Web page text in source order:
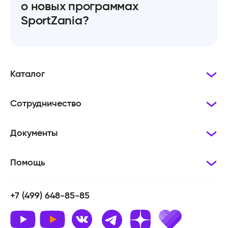
о новых программах
SportZania?
Каталог
Сотрудничество
Документы
Помощь
+7 (499) 648-85-85